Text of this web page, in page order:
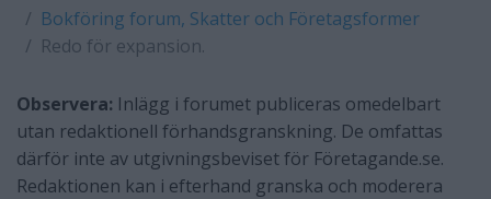
Bokföring forum, Skatter och Företagsformer
Redo för expansion.
Observera: Inlägg i forumet publiceras omedelbart
utan redaktionell förhandsgranskning. De omfattas
därför inte av utgivningsbeviset för Företagande.se.
Redaktionen kan i efterhand granska och moderera